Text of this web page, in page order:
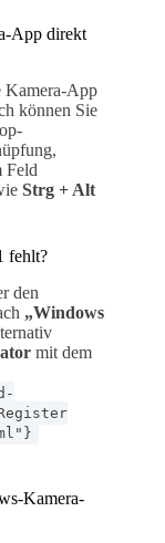
App direkt
Kamera-App
können Sie
Feld
Strg + Alt
fehlt?
den
„Windows
mit dem
Kamera-